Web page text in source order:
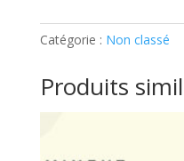
ENFANT
MAISON
EN
Catégorie : Non classé
Produits